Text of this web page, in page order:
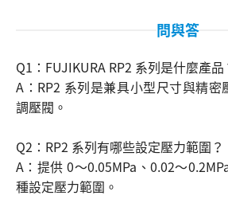
搜尋
問與答
Q1：FUJIKURA RP2 系列是什麼產品
A：RP2 系列是兼具小型尺寸與精
調壓閥。
Q2：RP2 系列有哪些設定壓力範圍？
A：提供 0～0.05MPa、0.02～
種設定壓力範圍。